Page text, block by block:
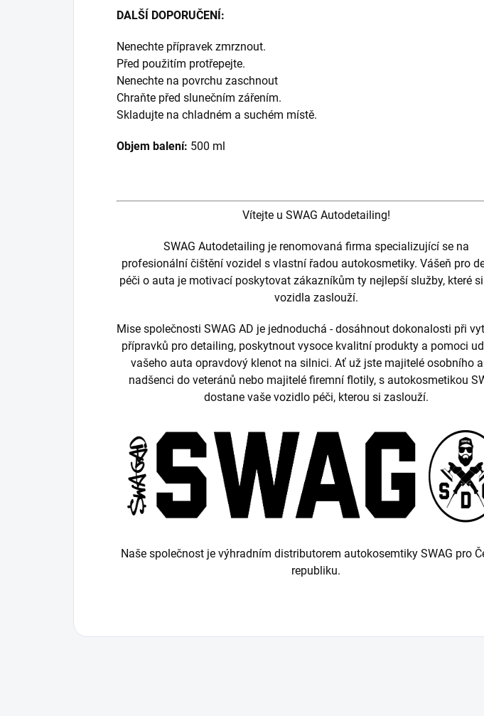
DALŠÍ DOPORUČENÍ:
Nenechte přípravek zmrznout.
Před použitím protřepejte.
Nenechte na povrchu zaschnout
Chraňte před slunečním zářením.
Skladujte na chladném a suchém místě.
Objem balení: 500 ml
Vítejte u SWAG Autodetailing!
SWAG Autodetailing je renomovaná firma specializující se na
profesionální čištění vozidel s vlastní řadou autokosmetiky. Vášeň pro
péči o auta je motivací poskytovat zákazníkům ty nejlepší služby, které
vozidla zaslouží.
Mise společnosti SWAG AD je jednoduchá - dosáhnout dokonalosti při
přípravků pro detailing, poskytnout vysoce kvalitní produkty a pomoci
vašeho auta opravdový klenot na silnici. Ať už jste majitelé osobního
nadšenci do veteránů nebo majitelé firemní flotily, s autokosmetikou
dostane vaše vozidlo péči, kterou si zaslouží.
Naše společnost je výhradním distributorem autokosemtiky SWAG pro
republiku.